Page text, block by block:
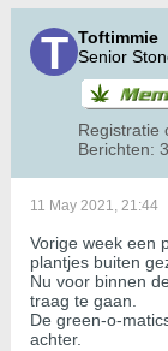
Toftimmie
Senior
Registratie
Berichten:
11 May 2021, 21:44
Vorige week een
plantjes buiten
Nu voor binnen
traag te gaan.
De green-o-
achter.